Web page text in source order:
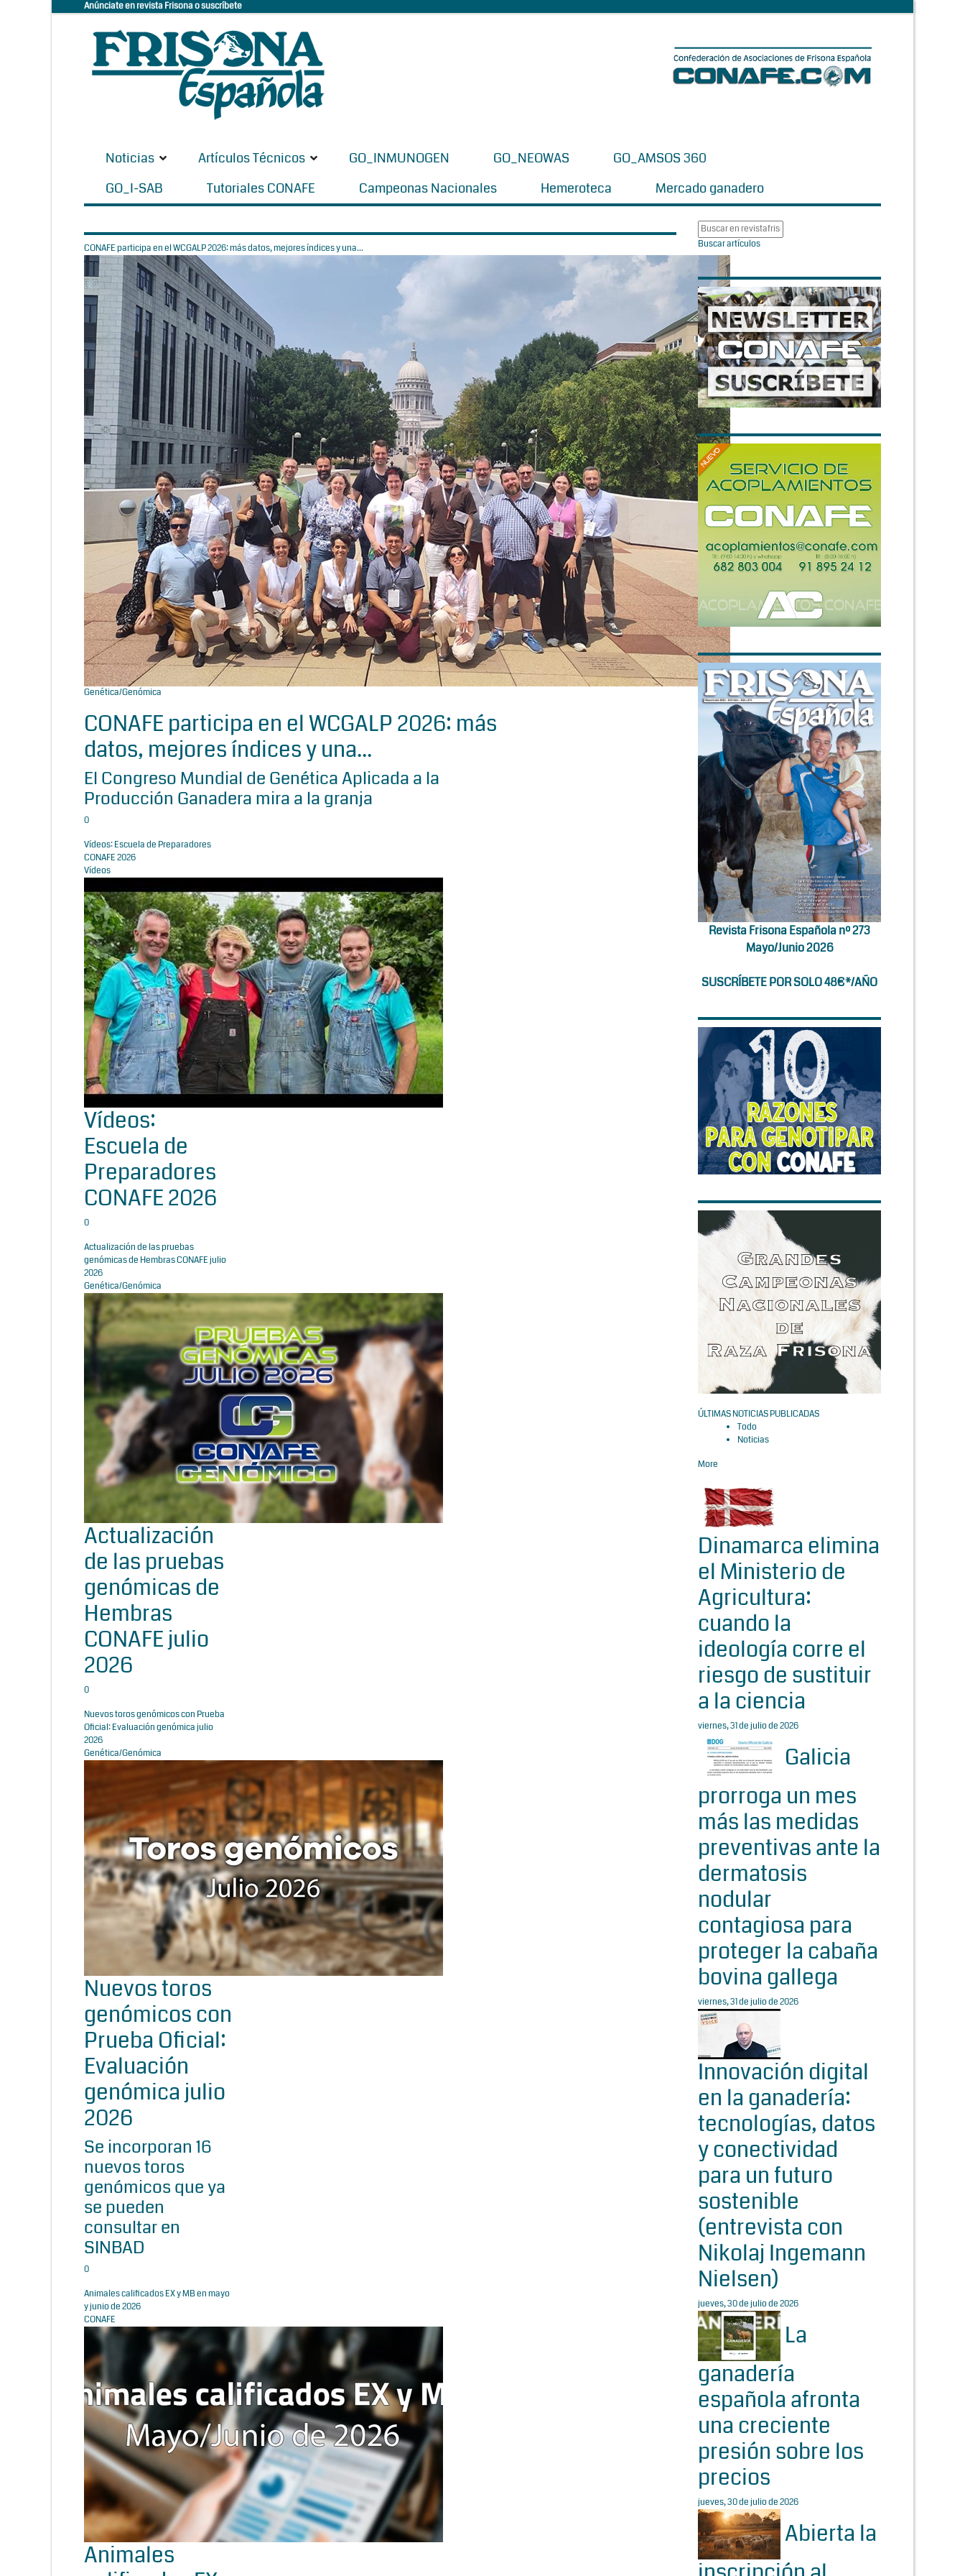
Anúnciate en revista Frisona o suscríbete
Noticias Artículos Técnicos GO_INMUNOGEN GO_NEOWAS
GO_AMSOS 360
GO_I-SAB
Tutoriales CONAFE Campeonas Nacionales Hemeroteca Mercado ganadero
CONAFE participa en el WCGALP 2026: más datos, mejores índices y una...
Genética/Genómica
CONAFE participa en el WCGALP 2026: más
datos, mejores índices y una...
El Congreso Mundial de Genética Aplicada a la
Producción Ganadera mira a la granja
0
Vídeos: Escuela de Preparadores
CONAFE 2026
Vídeos
Vídeos:
Escuela de
Preparadores
CONAFE 2026
0
Actualización de las pruebas
genómicas de Hembras CONAFE julio
2026
Genética/Genómica
Actualización
de las pruebas
genómicas de
Hembras
CONAFE julio
2026
0
Nuevos toros genómicos con Prueba
Oficial: Evaluación genómica julio
2026
Genética/Genómica
Nuevos toros
genómicos con
Prueba Oficial:
Evaluación
genómica julio
2026
Se incorporan 16
nuevos toros
genómicos que ya
se pueden
consultar en
SINBAD
0
Animales calificados EX y MB en mayo
y junio de 2026
CONAFE
Animales
Buscar artículos
Revista Frisona Española nº 273
Mayo/Junio 2026
SUSCRÍBETE POR SOLO 48€*/AÑO
ÚLTIMAS NOTICIAS PUBLICADAS
Todo
Noticias
More
Dinamarca elimina
el Ministerio de
Agricultura:
cuando la
ideología corre el
riesgo de sustituir
a la ciencia
viernes, 31 de julio de 2026
Galicia
prorroga un mes
más las medidas
preventivas ante la
dermatosis
nodular
contagiosa para
proteger la cabaña
bovina gallega
viernes, 31 de julio de 2026
Innovación digital
en la ganadería:
tecnologías, datos
y conectividad
para un futuro
sostenible
(entrevista con
Nikolaj Ingemann
Nielsen)
jueves, 30 de julio de 2026
La
ganadería
española afronta
una creciente
presión sobre los
precios
jueves, 30 de julio de 2026
Abierta la